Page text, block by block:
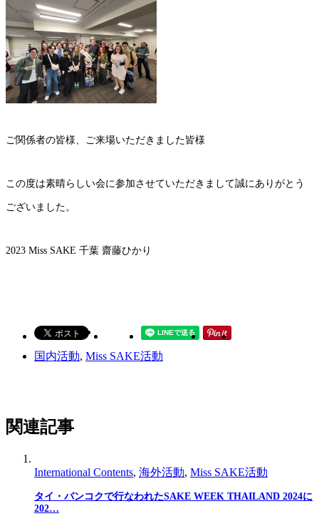
ご関係者の皆様、ご来場いただきました皆様
この度は素晴らしい会に参加させていただきまして誠にありがとう
ございました。
2023 Miss SAKE 千葉 齋藤ひかり
国内活動, Miss SAKE活動
関連記事
International Contents, 海外活動, Miss SAKE活動
タイ・バンコクで行なわれたSAKE WEEK THAILAND 2024に
202…